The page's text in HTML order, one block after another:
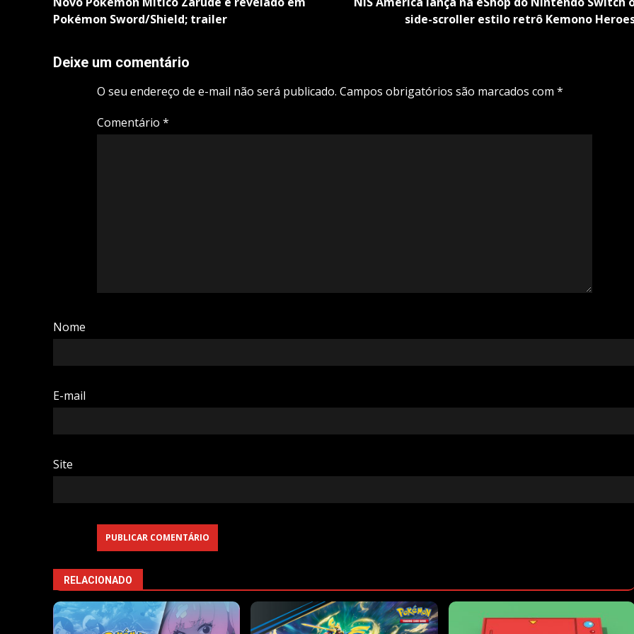
Pokémon Sword/Shield; trailer
side-scroller estilo retrô Kemono
Deixe um comentário
O seu endereço de e-mail não será publicado. Campos obrigatórios são marcados com *
Comentário *
Nome
E-mail
Site
RELACIONADO